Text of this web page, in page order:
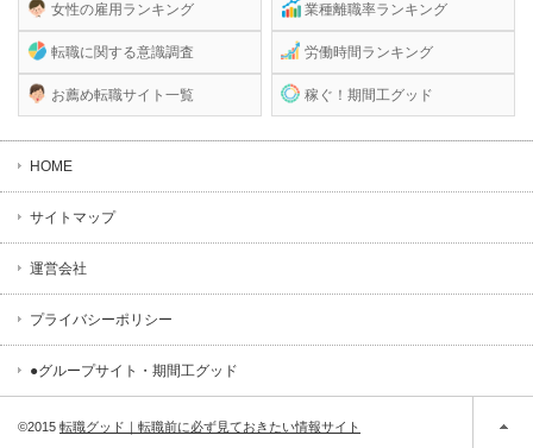
女性の雇用ランキング
転職に関する意識調査
お薦め転職サイト一覧
業種離職率ランキング
労働時間ランキング
稼ぐ！期間工グッド
HOME
サイトマップ
運営会社
プライバシーポリシー
●グループサイト・期間工グッド
©2015 転職グッド｜転職前に必ず見ておきたい情報サイト